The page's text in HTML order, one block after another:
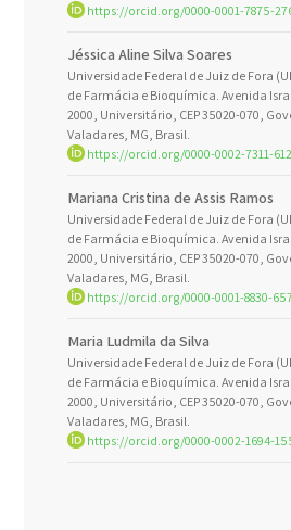
https://orcid.org/0000-0001-7875-
Jéssica Aline Silva Soares
Universidade Federal de Juiz de Fora
de Farmácia e Bioquímica. Avenida
2000, Universitário, CEP 35020-070,
Valadares, MG, Brasil.
https://orcid.org/0000-0002-7311-
Mariana Cristina de Assis Ramos
Universidade Federal de Juiz de Fora
de Farmácia e Bioquímica. Avenida
2000, Universitário, CEP 35020-070,
Valadares, MG, Brasil.
https://orcid.org/0000-0001-8830-
Maria Ludmila da Silva
Universidade Federal de Juiz de Fora
de Farmácia e Bioquímica. Avenida
2000, Universitário, CEP 35020-070,
Valadares, MG, Brasil.
https://orcid.org/0000-0002-1694-